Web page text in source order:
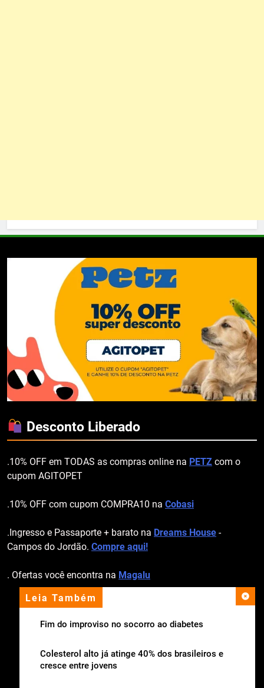
Leia Também
Fim do improviso no socorro ao diabetes
Colesterol alto já atinge 40% dos brasileiros e
cresce entre jovens
Desconto Liberado
.10% OFF em TODAS as compras online na PETZ com o
cupom AGITOPET
.10% OFF com cupom COMPRA10 na Cobasi
.Ingresso e Passaporte + barato na Dreams House -
Campos do Jordão. Compre aqui!
. Ofertas você encontra na Magalu
apoio institucional